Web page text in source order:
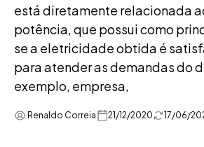
está diretamente relacionada
potência, que possui como
se a eletricidade obtida é
para atender as demandas do
exemplo, empresa,
Renaldo Correia 21/12/2020 17/06/